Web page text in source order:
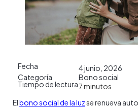
Fecha
4 junio, 2026
Categoría
Bono social
Tiempo de lectura7minutos
Elbono social de la luzse renueva